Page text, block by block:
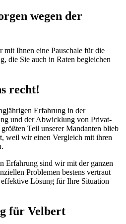
wegen der
Ihnen eine Pauschale für die
die Sie auch in Raten begleichen
recht!
Erfahrung in der
und der Abwicklung von Privat-
Teil unserer Mandanten blieb
weil wir einen Vergleich mit ihren
Erfahrung sind wir mit der ganzen
Problemen bestens vertraut
Lösung für Ihre Situation
für Velbert